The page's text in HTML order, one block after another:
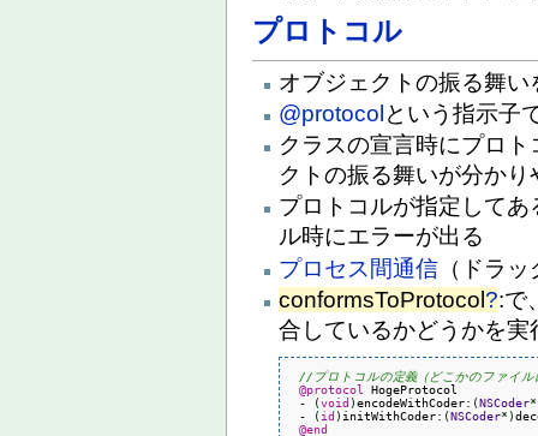
プロトコル
オブジェクトの振る舞
@protocolという指示子
クラスの宣言時にプロ
クトの振る舞いが分かり
プロトコルが指定して
ル時にエラーが出る
プロセス間通信 （ドラ
conformsToProtocol ?:で
合しているかどうかを
//プロトコルの定義（どこかのファイル
@protocol HogeProtocol
-
(void )encodeWithCoder: (NSCoder*
-
(id )initWithCoder: (NSCoder* )
@end